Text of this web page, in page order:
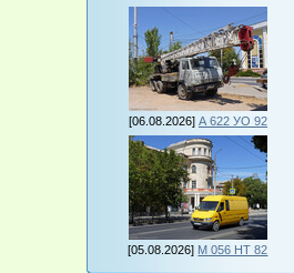
[06.08.2026] А 622 УО 92
[05.08.2026] М 056 НТ 82